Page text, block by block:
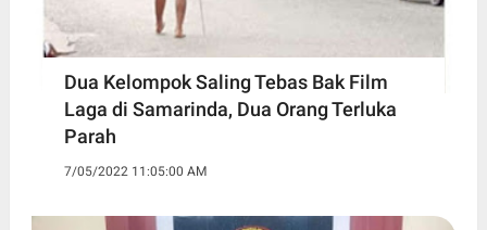
Dua Kelompok Saling Tebas Bak Film
Laga di Samarinda, Dua Orang Terluka
Parah
7/05/2022 11:05:00 AM